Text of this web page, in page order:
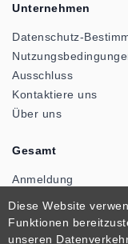
Unternehmen
Datenschutz-
Ausschluss
Kontaktiere uns
Über uns
Gesamt
Anmeldung
Diese Website
Funktionen
unseren